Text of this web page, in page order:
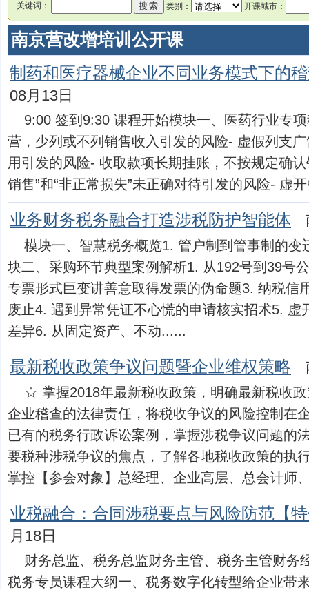
关键词： 类别： 开课城市：
南京营改增培训公开课
制药和医疗器械企业不同业务模式下的
08月13日
9:00 签到9:30 课程开始模块一、医药行业专
营，少列或不列销售收入引发的风险- 虚假列支
用引发的风险- 收取款项长期挂账，不按规定确
销售”和“非正常损失”未正确对待引发的风险- 虚
业务财务税务融合打造涉税防护智能体
模块一、智慧税务概览1. 管户制到管事制的变
块二、采购环节典型案例解析1. 从192号到39号
专票形式巨变讲善意取得发票的伪命题3. 纳税信
废止4. 遇到异常凭证不心慌的申请核实招术5. 虚
差异6. 从固定资产、不动......
最新税收政策争议问题暨企业维权策略
☆ 掌握2018年最新税收政策，明确最新税收
企业稽查的法律责任，将税收争议的风险控制在
已有的税务行政诉讼案例，掌握涉税争议问题的
要税种涉税争议的焦点，了解各地税收政策的执
掌控【参会对象】总经理、企业高层、总会计师
业税融合：合同涉税要点与风险防范【
月18日
财务总监、税务总监财务主管、税务主管财务
税务专员课程大纲一、税务数字化转型给企业带